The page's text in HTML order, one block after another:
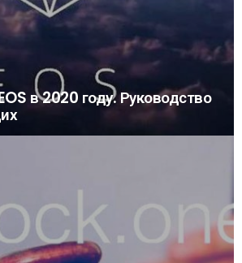
в 2020 году. Руководство